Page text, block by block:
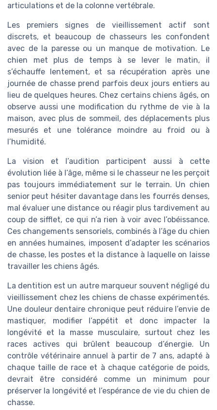
articulations et de la colonne vertébrale.
Les premiers signes de vieillissement actif sont
discrets, et beaucoup de chasseurs les confondent
avec de la paresse ou un manque de motivation. Le
chien met plus de temps à se lever le matin, il
s’échauffe lentement, et sa récupération après une
journée de chasse prend parfois deux jours entiers au
lieu de quelques heures. Chez certains chiens âgés, on
observe aussi une modification du rythme de vie à la
maison, avec plus de sommeil, des déplacements plus
mesurés et une tolérance moindre au froid ou à
l’humidité.
La vision et l’audition participent aussi à cette
évolution liée à l’âge, même si le chasseur ne les perçoit
pas toujours immédiatement sur le terrain. Un chien
senior peut hésiter davantage dans les fourrés denses,
mal évaluer une distance ou réagir plus tardivement au
coup de sifflet, ce qui n’a rien à voir avec l’obéissance.
Ces changements sensoriels, combinés à l’âge du chien
en années humaines, imposent d’adapter les scénarios
de chasse, les postes et la distance à laquelle on laisse
travailler les chiens âgés.
La dentition est un autre marqueur souvent négligé du
vieillissement chez les chiens de chasse expérimentés.
Une douleur dentaire chronique peut réduire l’envie de
mastiquer, modifier l’appétit et donc impacter la
longévité et la masse musculaire, surtout chez les
races actives qui brûlent beaucoup d’énergie. Un
contrôle vétérinaire annuel à partir de 7 ans, adapté à
chaque taille de race et à chaque catégorie de poids,
devrait être considéré comme un minimum pour
préserver la longévité et l’espérance de vie du chien de
chasse.